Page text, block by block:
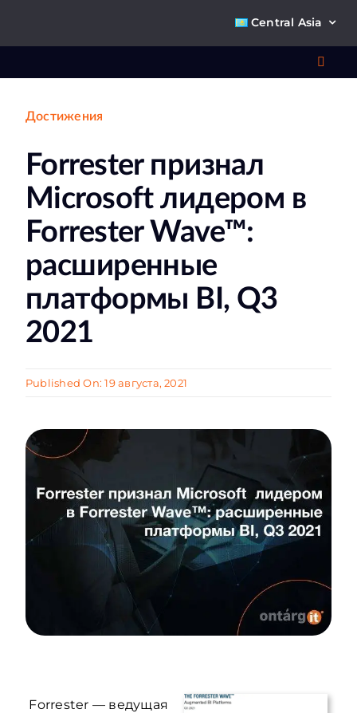
Central Asia
Достижения
Forrester признал
Microsoft лидером в
Forrester Wave™:
расширенные
платформы BI, Q3
2021
Published On: 19 августа, 2021
Forrester — ведущая